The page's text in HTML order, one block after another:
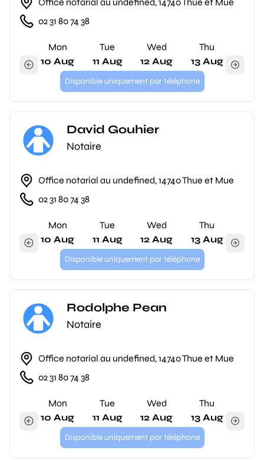
02 31 80 74 38
Mon
10 Aug
Tue
11 Aug
Wed
12 Aug
Thu
13 Aug
Disponible uniquement par téléphone
David Gouhier
Notaire
Office notarial au undefined, 14740 Thue et Mue
02 31 80 74 38
Mon
10 Aug
Tue
11 Aug
Wed
12 Aug
Thu
13 Aug
Disponible uniquement par téléphone
Rodolphe Pean
Notaire
Office notarial au undefined, 14740 Thue et Mue
02 31 80 74 38
Mon
10 Aug
Tue
11 Aug
Wed
12 Aug
Thu
13 Aug
Disponible uniquement par téléphone